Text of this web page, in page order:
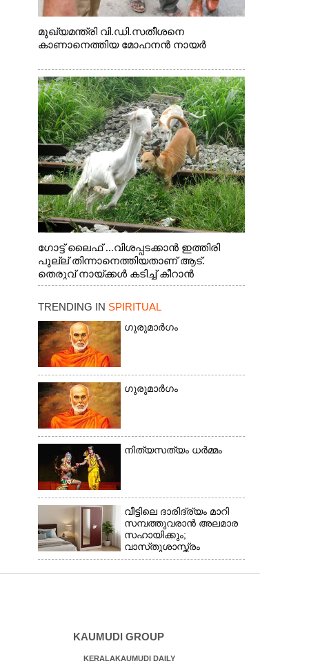
മുഖ്യമന്ത്രി വി.ഡി.സതീശനെ
കാണാനെത്തിയ മോഹനൻ നായർ
ഗോട്ട് ലൈഫ് ...വിശപ്പടക്കാൻ ഇത്തിരി
പുല്ല് തിന്നാനെത്തിയതാണ് ആട്.
തെരുവ് നായ്ക്കൾ കടിച്ച് കീറാൻ
വന്നതോടെ വയറിന്റെ ആന്തൽ മറന്ന്
വാത്തുരുത്തിയിൽ നിന്നുള്ള കാഴ്ച
TRENDING IN SPIRITUAL
ഗുരുമാർഗം
ഗുരുമാർഗം
നിത്യസത്യം ധർമ്മം
വീട്ടിലെ ദാരിദ്ര്യം മാറി
സമ്പത്തുവരാൻ അലമാര
സഹായിക്കും;
വാസ്‌തുശാസ്ത്രം
പറയുന്നത് അനുസരിക്കാം
KAUMUDI GROUP
KERALAKAUMUDI DAILY